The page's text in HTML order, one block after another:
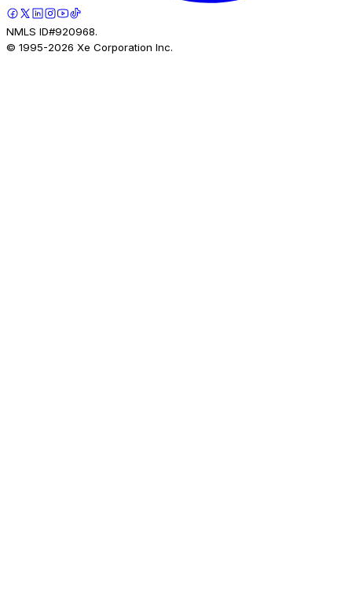
NMLS ID#920968.
© 1995-2026 Xe Corporation Inc.